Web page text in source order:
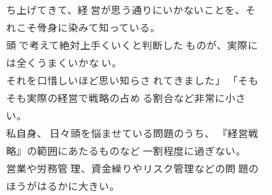
ち上げてきて、経 営が思う通りにいかないことを、そ
れこそ骨身に染みて知っている。
頭 で考えて絶対上手くいくと判断した ものが、実際に
は全くうまくいかな い。
それを口惜しいほど思い知らさ れてきました」 「そも
そも実際の経営で戦略の占め る割合など非常に小さ
い。
私自身、 日々頭を悩ませている問題のうち、 『経営戦
略』の範囲にあたるものなど 一割程度に過ぎない。
営業や労務管 理、資金繰りやリスク管理などの問 題の
ほうがはるかに大きい。